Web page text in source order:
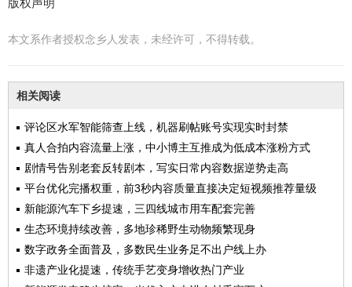
版权声明
本文系作者授权念乡人发表，未经许可，不得转载。
相关阅读
评论区水军智能筛查上线，机器刷帖账号实现实时封禁
真人合拍内容流量上涨，中小博主互推成为低成本涨粉方式
剧情号告别老套反转剧本，写实日常内容数据逆势走高
平台优化完播权重，前3秒内容质量直接决定短视频推荐量级
新能源汽车下乡提速，三四线城市用车配套完善
生态环境持续改善，多地珍稀野生动物频繁现身
数字政务全面普及，多数民生业务足不出户线上办
非遗产业化提速，传统手艺变身增收热门产业